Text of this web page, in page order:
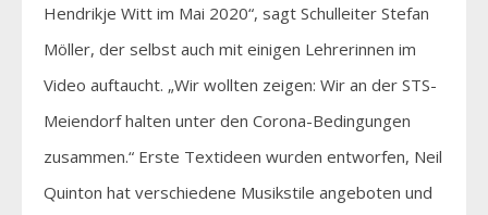
Hendrikje Witt im Mai 2020“, sagt Schulleiter Stefan
Möller, der selbst auch mit einigen Lehrerinnen im
Video auftaucht. „Wir wollten zeigen: Wir an der STS-
Meiendorf halten unter den Corona-Bedingungen
zusammen.“ Erste Textideen wurden entworfen, Neil
Quinton hat verschiedene Musikstile angeboten und